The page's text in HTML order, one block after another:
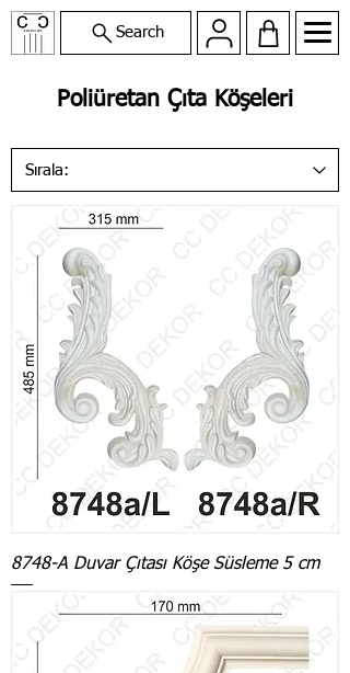
Search
Poliüretan Çıta Köşeleri
8748-A Duvar Çıtası Köşe Süsleme 5 cm